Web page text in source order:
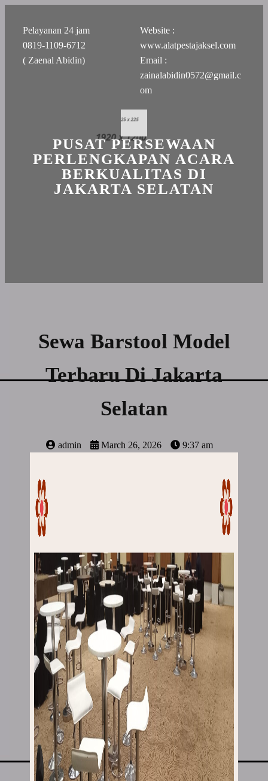
Pelayanan 24 jam
0819-1109-6712
( Zaenal Abidin)
Website :
www.alatpestajaksel.com
Email :
zainalabidin0572@gmail.c
om
PUSAT PERSEWAAN
PERLENGKAPAN ACARA
BERKUALITAS DI
JAKARTA SELATAN
Sewa Barstool Model
Terbaru Di Jakarta
Selatan
admin March 26, 2026 9:37 am